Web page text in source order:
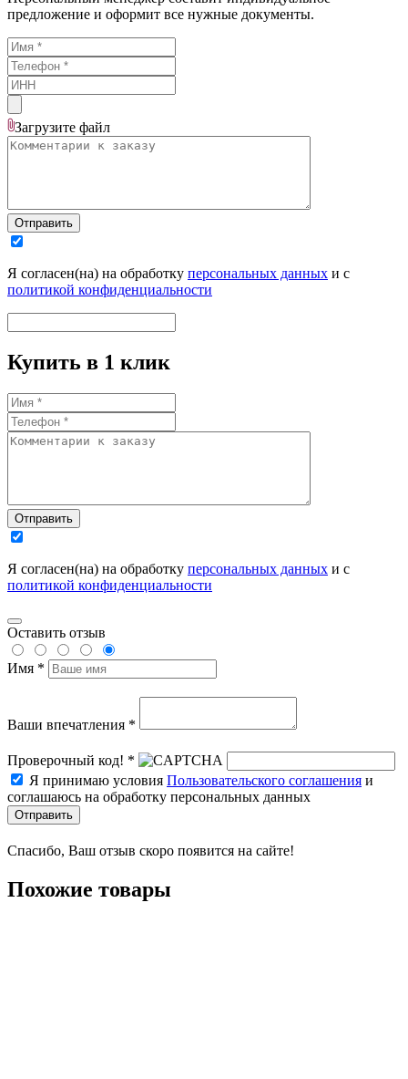
предложение и оформит все нужные документы.
Загрузите файл
Отправить
Я согласен(на) на обработку персональных данных и с
политикой конфиденциальности
Купить в 1 клик
Отправить
Я согласен(на) на обработку персональных данных и с
политикой конфиденциальности
Оставить отзыв
Имя *
Ваши впечатления *
Проверочный код! *
Я принимаю условия Пользовательского соглашения и
соглашаюсь на обработку персональных данных
Отправить
Спасибо, Ваш отзыв скоро появится на сайте!
Похожие товары